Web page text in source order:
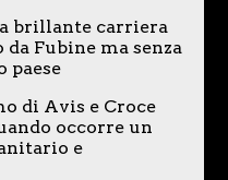
brillante carriera
Fubine ma senza
paese
di Avis e Croce
occorre un
e